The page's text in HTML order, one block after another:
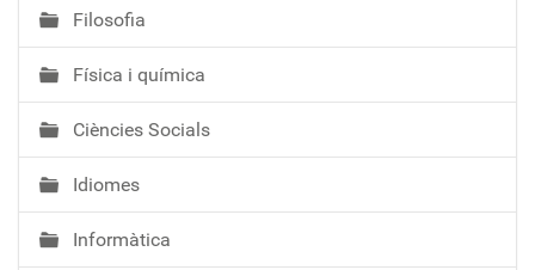
Filosofia
Física i química
Ciències Socials
Idiomes
Informàtica